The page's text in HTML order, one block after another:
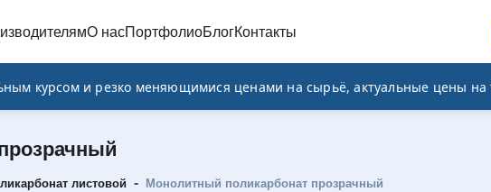
О насПортфолиоБлогКонтакты
курсом и резко меняющимися ценами на сырьё, актуальные цены
листовой - Монолитный поликарбонат прозрачный